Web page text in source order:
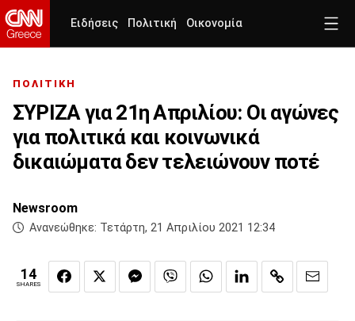
Ειδήσεις Πολιτική Οικονομία
ΠΟΛΙΤΙΚΗ
ΣΥΡΙΖΑ για 21η Απριλίου: Οι αγώνες
για πολιτικά και κοινωνικά
δικαιώματα δεν τελειώνουν ποτέ
Newsroom
Ανανεώθηκε: Τετάρτη, 21 Απριλίου 2021 12:34
14
SHARES